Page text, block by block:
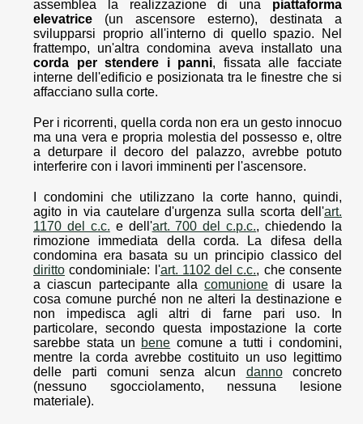
assemblea la realizzazione di una piattaforma
elevatrice (un ascensore esterno), destinata a
svilupparsi proprio all'interno di quello spazio. Nel
frattempo, un'altra condomina aveva installato una
corda per stendere i panni, fissata alle facciate
interne dell'edificio e posizionata tra le finestre che si
affacciano sulla corte.
Per i ricorrenti, quella corda non era un gesto innocuo
ma una vera e propria molestia del possesso e, oltre
a deturpare il decoro del palazzo, avrebbe potuto
interferire con i lavori imminenti per l'ascensore.
I condomini che utilizzano la corte hanno, quindi,
agito in via cautelare d'urgenza sulla scorta dell'art.
1170 del c.c. e dell'art. 700 del c.p.c., chiedendo la
rimozione immediata della corda. La difesa della
condomina era basata su un principio classico del
diritto condominiale: l'art. 1102 del c.c., che consente
a ciascun partecipante allacomunione di usare la
cosa comune purché non ne alteri la destinazione e
non impedisca agli altri di farne pari uso. In
particolare, secondo questa impostazione la corte
sarebbe stata un bene comune a tutti i condomini,
mentre la corda avrebbe costituito un uso legittimo
delle parti comuni senza alcun dannoconcreto
(nessuno sgocciolamento, nessuna lesione
materiale).